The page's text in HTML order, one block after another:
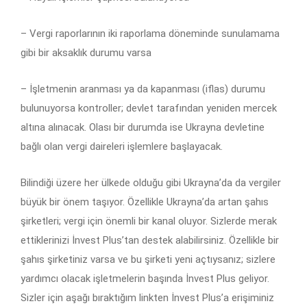
– Vergi raporlarının iki raporlama döneminde sunulamama
gibi bir aksaklık durumu varsa
– İşletmenin aranması ya da kapanması (iflas) durumu
bulunuyorsa kontroller; devlet tarafından yeniden mercek
altına alınacak. Olası bir durumda ise Ukrayna devletine
bağlı olan vergi daireleri işlemlere başlayacak.
Bilindiği üzere her ülkede olduğu gibi Ukrayna’da da vergiler
büyük bir önem taşıyor. Özellikle Ukrayna’da artan şahıs
şirketleri; vergi için önemli bir kanal oluyor. Sizlerde merak
ettiklerinizi İnvest Plus’tan destek alabilirsiniz. Özellikle bir
şahıs şirketiniz varsa ve bu şirketi yeni açtıysanız; sizlere
yardımcı olacak işletmelerin başında İnvest Plus geliyor.
Sizler için aşağı bıraktığım linkten İnvest Plus’a erişiminiz